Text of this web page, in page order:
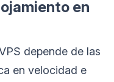
en
depende de las
en velocidad e